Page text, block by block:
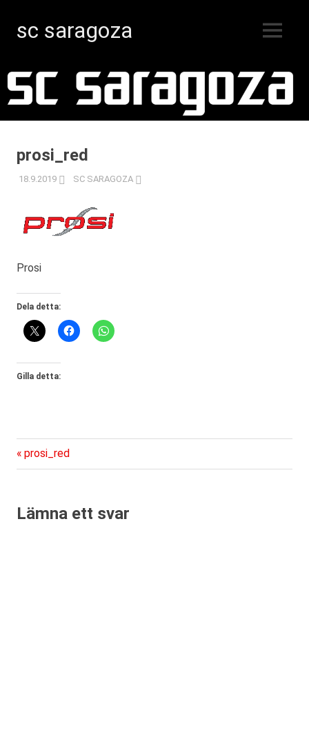
innehåll
sc saragoza
Kristinestad
sedan
MENY
prosi_red
18.9.2019 SC SARAGOZA
Prosi
Dela detta:
Gilla detta:
Inläggsnavigering
Föregående
inlägg:
prosi_red
Lämna ett svar